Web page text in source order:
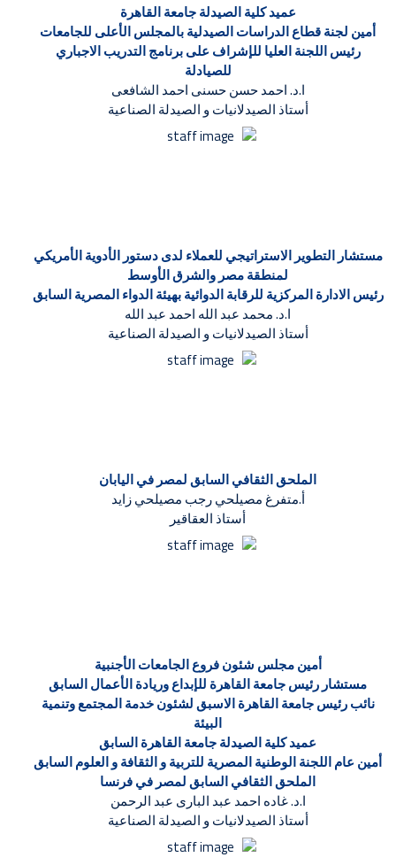
عميد كلية الصيدلة جامعة القاهرة
أمين لجنة قطاع الدراسات الصيدلية بالمجلس الأعلى للجامعات
رئيس اللجنة العليا للإشراف على برنامج التدريب الاجباري
للصيادلة
ا.د. احمد حسن حسنى احمد الشافعى
أستاذ الصيدلانيات و الصيدلة الصناعية
مستشار التطوير الاستراتيجي للعملاء لدى دستور الأدوية الأمريكي
لمنطقة مصر والشرق الأوسط
رئيس الادارة المركزية للرقابة الدوائية بهيئة الدواء المصرية السابق
ا.د. محمد عبد الله احمد عبد الله
أستاذ الصيدلانيات و الصيدلة الصناعية
الملحق الثقافي السابق لمصر في اليابان
أ.متفرغ مصيلحي رجب مصيلحي زايد
أستاذ العقاقير
أمين مجلس شئون فروع الجامعات الأجنبية
مستشار رئيس جامعة القاهرة للإبداع وريادة الأعمال السابق
نائب رئيس جامعة القاهرة الاسبق لشئون خدمة المجتمع وتنمية
البيئة
عميد كلية الصيدلة جامعة القاهرة السابق
أمين عام اللجنة الوطنية المصرية للتربية و الثقافة و العلوم السابق
الملحق الثقافي السابق لمصر في فرنسا
ا.د. غاده احمد عبد البارى عبد الرحمن
أستاذ الصيدلانيات و الصيدلة الصناعية